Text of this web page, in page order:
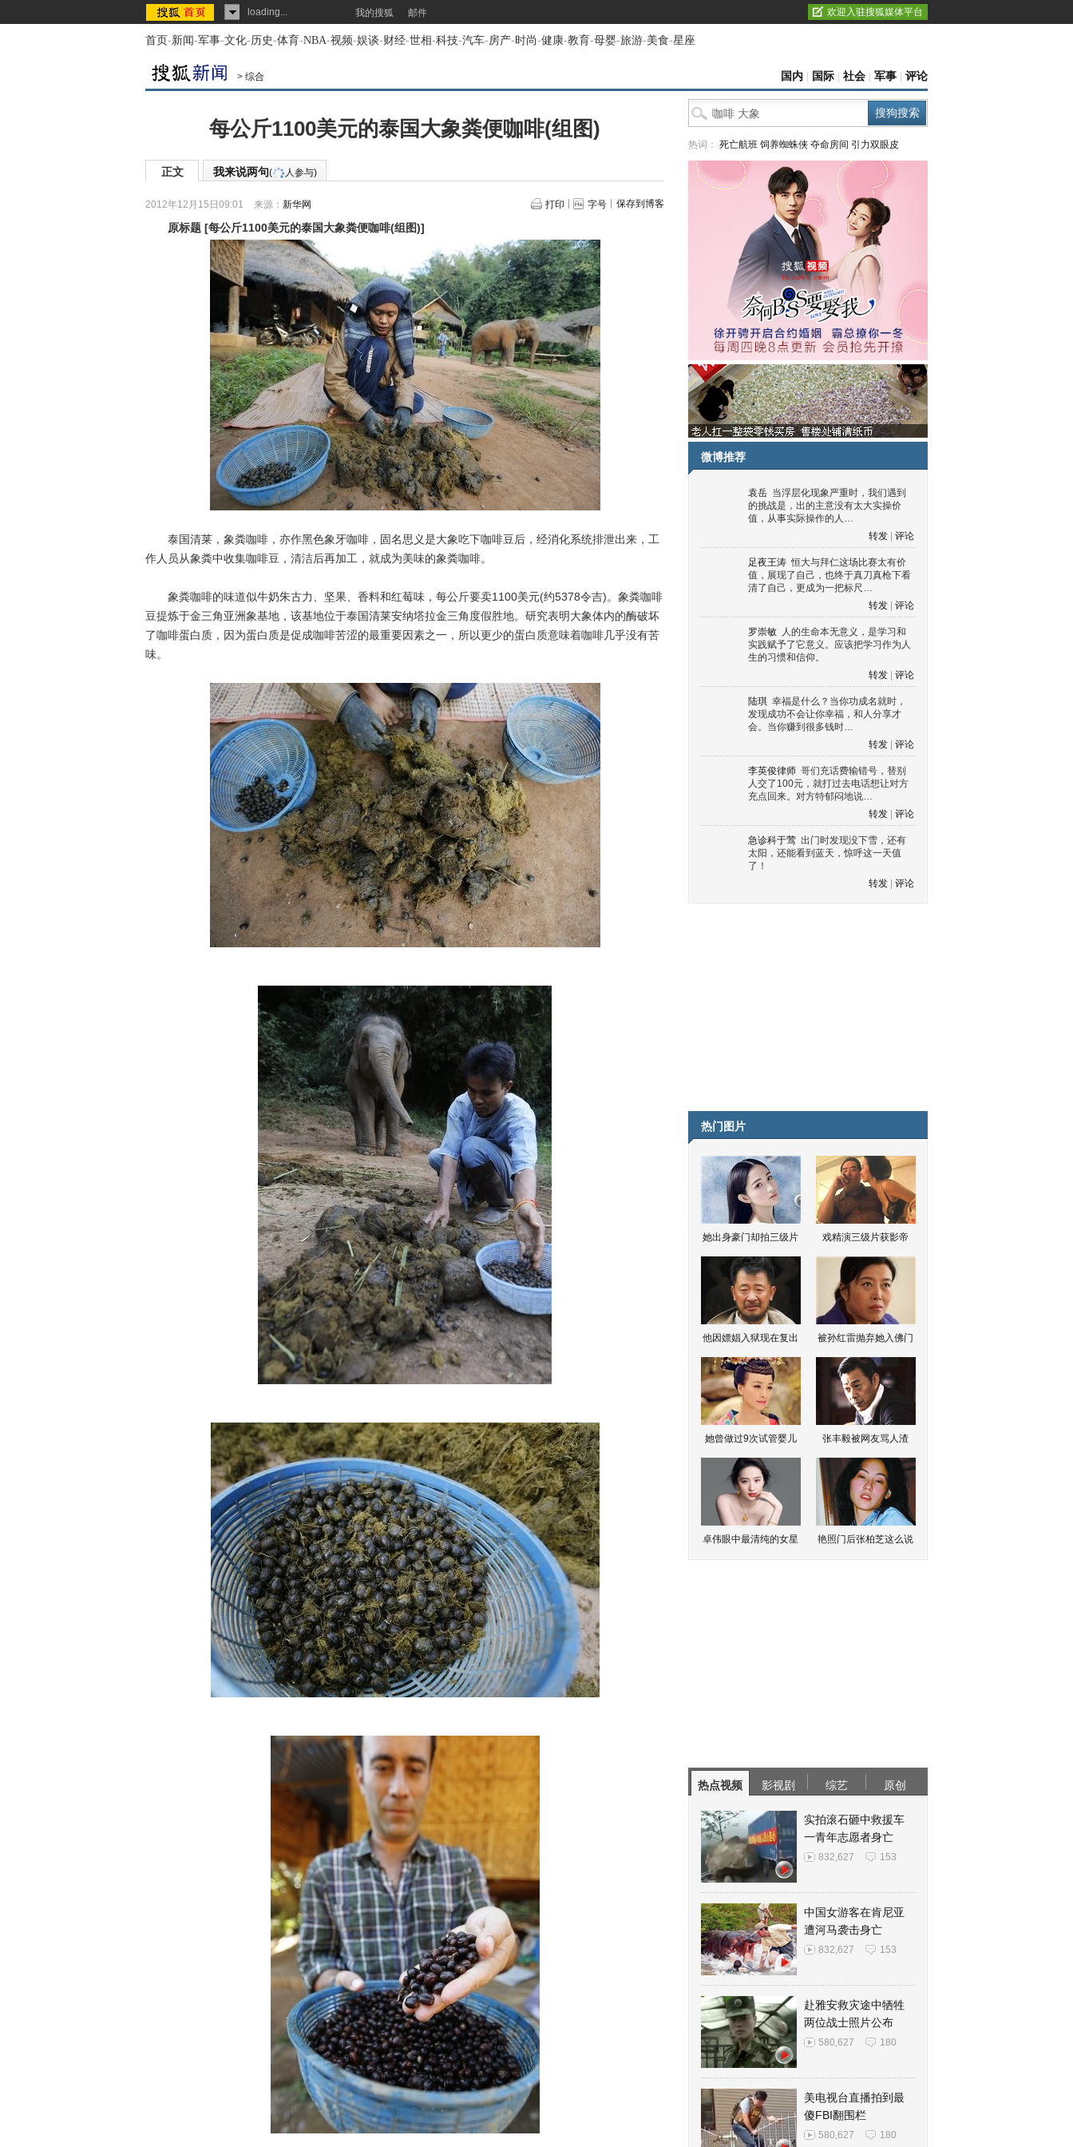
loading... 我的搜狐 邮件 欢迎入驻搜狐媒体平台
首页-新闻-军事-文化-历史-体育-NBA-视频-娱谈-财经-世相-科技-汽车-房产-时尚-健康-教育-母婴-旅游-美食-星座
> 综合 国内 国际 社会 军事 评论
每公斤1100美元的泰国大象粪便咖啡(组图)
正文 我来说两句( 人参与)
2012年12月15日09:01 来源： 新华网 打印 字号 保存到博客
原标题 [每公斤1100美元的泰国大象粪便咖啡(组图)]
泰国清莱，象粪咖啡，亦作黑色象牙咖啡，固名思义是大象吃下咖啡豆后，经消化系统排泄出来，工
作人员从象粪中收集咖啡豆，清洁后再加工，就成为美味的象粪咖啡。
象粪咖啡的味道似牛奶朱古力、坚果、香料和红莓味，每公斤要卖1100美元(约5378令吉)。象粪咖啡
豆提炼于金三角亚洲象基地，该基地位于泰国清莱安纳塔拉金三角度假胜地。研究表明大象体内的酶破坏
了咖啡蛋白质，因为蛋白质是促成咖啡苦涩的最重要因素之一，所以更少的蛋白质意味着咖啡几乎没有苦
味。
热词： 死亡航班 饲养蜘蛛侠 夺命房间 引力双眼皮
微博推荐
袁岳 当浮层化现象严重时，我们遇到
的挑战是，出的主意没有太大实操价
值，从事实际操作的人…
转发
评论
足夜王涛 恒大与拜仁这场比赛太有价
值，展现了自己，也终于真刀真枪下看
清了自己，更成为一把标尺…
转发
评论
罗崇敏 人的生命本无意义，是学习和
实践赋予了它意义。应该把学习作为人
生的习惯和信仰。
转发
评论
陆琪 幸福是什么？当你功成名就时，
发现成功不会让你幸福，和人分享才
会。当你赚到很多钱时…
转发
评论
李英俊律师 哥们充话费输错号，替别
人交了100元，就打过去电话想让对方
充点回来。对方特郁闷地说…
转发
评论
急诊科于莺 出门时发现没下雪，还有
太阳，还能看到蓝天，惊呼这一天值
了！
转发
评论
热门图片
她出身豪门却拍三级片 戏精演三级片获影帝
他因嫖娼入狱现在复出 被孙红雷抛弃她入佛门
她曾做过9次试管婴儿 张丰毅被网友骂人渣
卓伟眼中最清纯的女星 艳照门后张柏芝这么说
热点视频 影视剧 综艺 原创
实拍滚石砸中救援车
一青年志愿者身亡
832,627 153
中国女游客在肯尼亚
遭河马袭击身亡
832,627 153
赴雅安救灾途中牺牲
两位战士照片公布
580,627 180
美电视台直播拍到最
傻FBI翻围栏
580,627 180